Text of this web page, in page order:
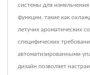
системы для
функции, такие как
летучих ароматических
специфических
автоматизированными
дизайн позволяет